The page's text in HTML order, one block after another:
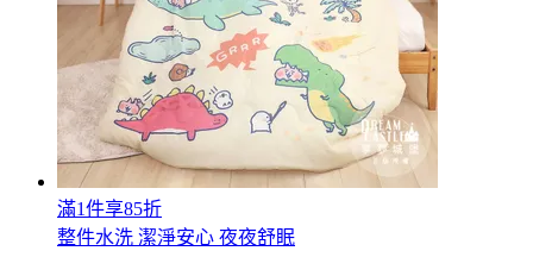
滿1件享85折
整件水洗 潔淨安心 夜夜舒眠